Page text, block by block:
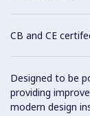
CB and CE
Designed to be
providing
modern design